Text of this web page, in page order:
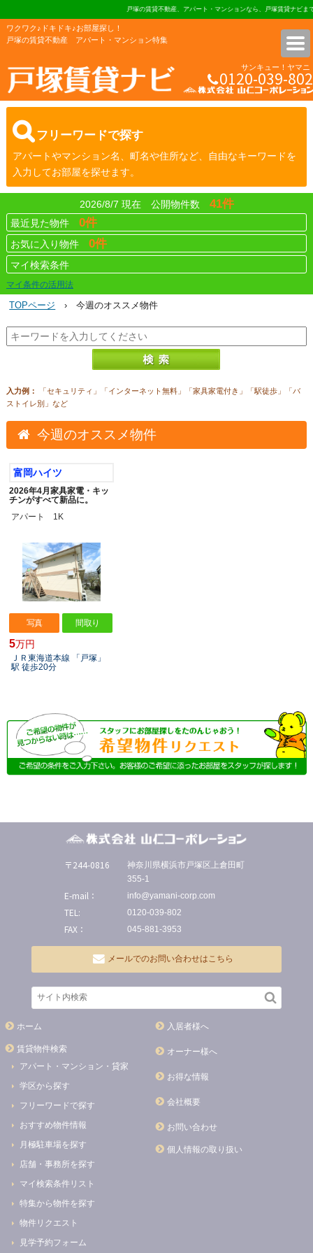
戸塚の賃貸不動産、アパート・マンションなら、戸塚賃貸ナビ
ワクワク♪ドキドキ♪お部屋探し！
戸塚の賃貸不動産 アパート・マンション特集
株式会社 山仁コーポレーショ
サンキュー！ヤマニ
0120-039-802
フリーワードで探す
アパートやマンション名、町名や住所など、自由なキーワードを
入力してお部屋を探せます。
2026/8/7 現在 公開物件数 41件
最近見た物件 0件
お気に入り物件 0件
マイ検索条件
マイ条件の活用法
TOPページ › 今週のオススメ物件
入力例：
「セキュリティ」「インターネット無料」「家具家電付き」「駅徒歩」「バ
ストイレ別」など
今週のオススメ物件
富岡ハイツ
2026年4月家具家電・キッ
チンがすべて新品に。
アパート 1K
写真 間取り
5万円
ＪＲ東海道本線 「戸塚」
駅 徒歩20分
〒244-0816
神奈川県横浜市戸塚区上倉田町
355-1
E-mail： info@yamani-corp.com
TEL: 0120-039-802
FAX： 045-881-3953
メールでのお問い合わせはこちら
ホーム
賃貸物件検索
アパート・マンション・貸家
学区から探す
フリーワードで探す
おすすめ物件情報
月極駐車場を探す
店舗・事務所を探す
マイ検索条件リスト
特集から物件を探す
物件リクエスト
見学予約フォーム
入居者様へ
オーナー様へ
お得な情報
会社概要
お問い合わせ
個人情報の取り扱い